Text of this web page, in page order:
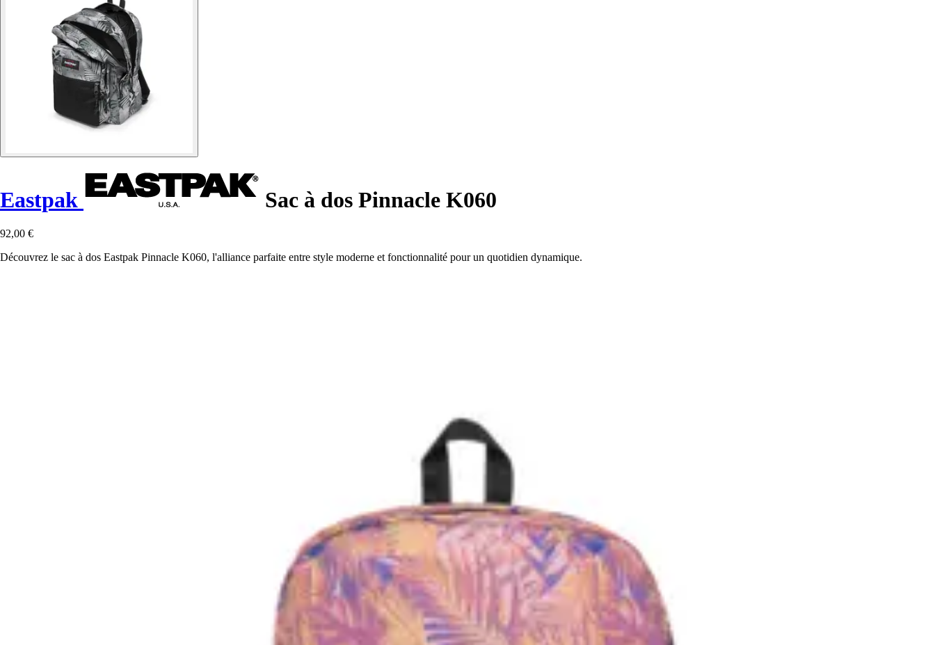
Eastpak Sac à dos Pinnacle K060
92,00 €
Découvrez le sac à dos Eastpak Pinnacle K060, l'alliance parfaite entre style moderne et fonctionnalité pour un quotidien dynamique.